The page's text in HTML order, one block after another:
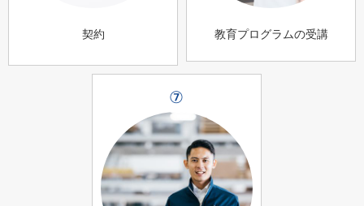
契約 教育プログラムの受講
⑦